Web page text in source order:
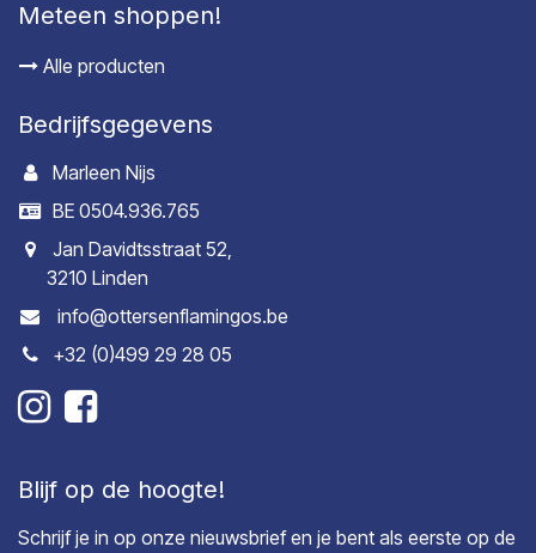
Meteen shoppen!
Alle producten
Bedrijfsgegevens
Marleen Nijs
BE 0504.936.765
Jan Davidtsstraat 52,
3210 Linden
info@ottersenflamingos.be
+32 (0)499 29 28 05
Blijf op de hoogte!
Schrijf je in op onze nieuwsbrief en je bent als eerste op de